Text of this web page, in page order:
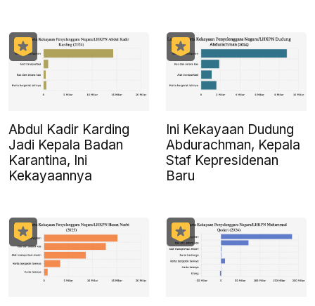
Abdul Kadir Karding
Jadi Kepala Badan
Karantina, Ini
Kekayaannya
Ini Kekayaan Dudung
Abdurachman, Kepala
Staf Kepresidenan
Baru